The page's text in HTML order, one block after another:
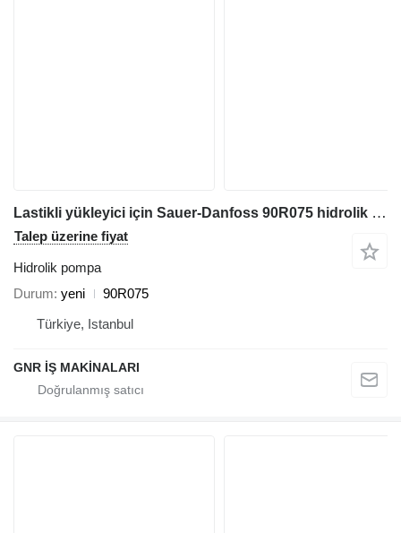
Lastikli yükleyici için Sauer-Danfoss 90R075 hidrolik pompa
Talep üzerine fiyat
Hidrolik pompa
Durum yeni
90R075
Türkiye, Istanbul
GNR İŞ MAKİNALARI